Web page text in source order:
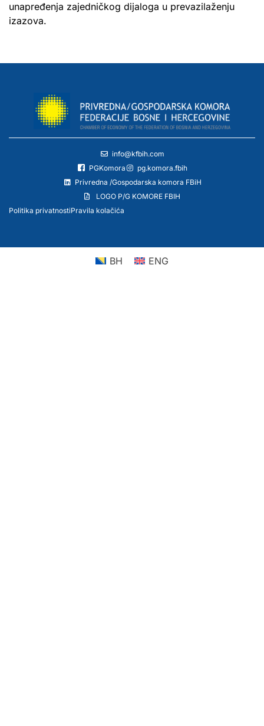
unapređenja zajedničkog dijaloga u prevazilaženju
izazova.
info@kfbih.com
PGKomora
pg.komora.fbih
Privredna /Gospodarska komora FBiH
LOGO P/G KOMORE FBIH
Politika privatnostiPravila kolačića
BH ENG